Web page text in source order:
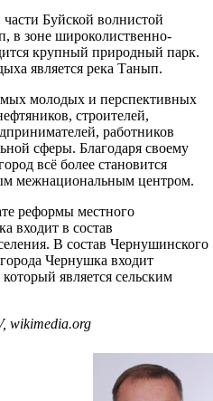
Буйской волнистой
в зоне широколиственно-
крупный природный парк.
является река Танып.
молодых и перспективных
строителей,
работников
сферы. Благодаря своему
всё более становится
межнациональным центром.
реформы местного
входит в состав
В состав Чернушинского
Чернушка входит
является сельским
wikimedia.org